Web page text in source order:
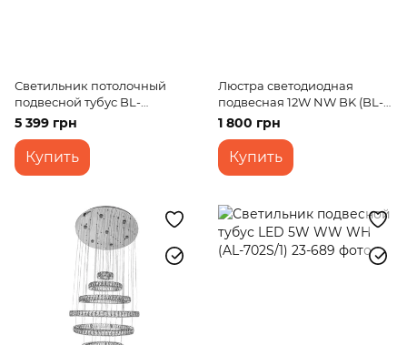
Светильник потолочный
подвесной тубус BL-
466S/3*10W BK LED
5 399 грн
Купить
Люстра светодиодная
подвесная 12W NW BK (BL-
715S/1)
1 800 грн
Купить